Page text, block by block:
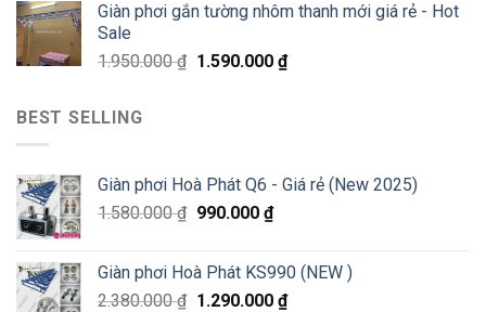
Giàn phơi gắn tường nhôm thanh mới giá rẻ - Hot
Sale
1.950.000₫ 1.590.000 ₫
BEST SELLING
Giàn phơi Hoà Phát Q6 - Giá rẻ (New 2025)
1.580.000₫ 990.000 ₫
Giàn phơi Hoà Phát KS990 (NEW )
2.380.000₫ 1.290.000 ₫